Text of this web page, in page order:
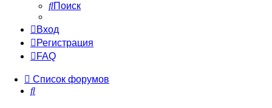
Поиск
Вход
Регистрация
FAQ
Список форумов
Поиск